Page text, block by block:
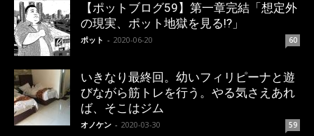
【ポットブログ59】第一章完結「想定外
の現実、ポット地獄を見る!?」
ポット - 2020-06-20 60
いきなり最終回。幼いフィリピーナと遊
びながら筋トレを行う。やる気さえあれ
ば、そこはジム
オノケン - 2020-03-30 59